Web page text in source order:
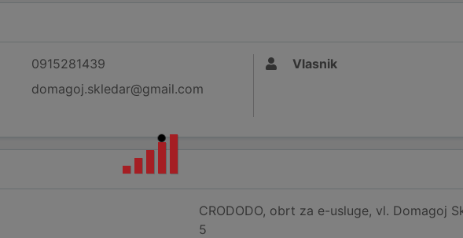
0915281439
domagoj.skledar@gmail.com
Vlasnik
CRODODO, obrt za e-usluge, vl. Domagoj
5